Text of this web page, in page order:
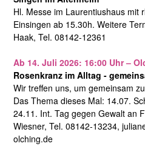
Hl. Messe im Laurentiushaus mit
Einsingen ab 15.30h. Weitere
Haak, Tel. 08142-12361
Ab 14. Juli 2026: 16:00 Uhr –
Rosenkranz im Alltag -
Wir treffen uns, um gemeinsam
Das Thema dieses Mal: 14.07.
24.11. Int. Tag gegen Gewalt an
Wiesner, Tel. 08142-13234,
olching.de